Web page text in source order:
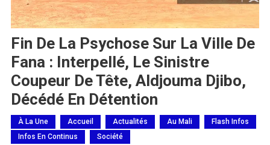
Fin De La Psychose Sur La Ville De
Fana : Interpellé, Le Sinistre
Coupeur De Tête, Aldjouma Djibo,
Décédé En Détention
À La Une Accueil Actualités Au Mali
Flash Infos
Infos En Continus
Société